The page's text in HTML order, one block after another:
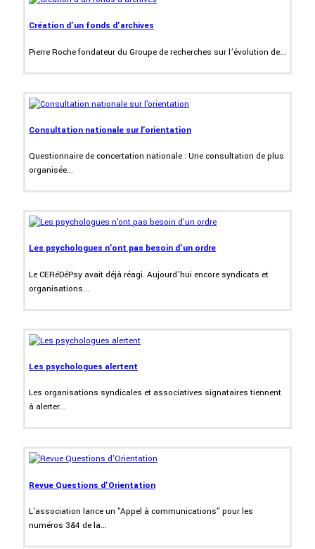
Création d'un fonds d'archives
Pierre Roche fondateur du Groupe de recherches sur l’évolution de...
Consultation nationale sur l'orientation
Questionnaire de concertation nationale : Une consultation de plus
organisée...
Les psychologues n'ont pas besoin d'un ordre
Le CERéDéPsy avait déjà réagi. Aujourd’hui encore syndicats et
organisations...
Les psychologues alertent
Les organisations syndicales et associatives signataires tiennent
à alerter...
Revue Questions d'Orientation
L'association lance un "Appel à communications" pour les
numéros 3&4 de la...